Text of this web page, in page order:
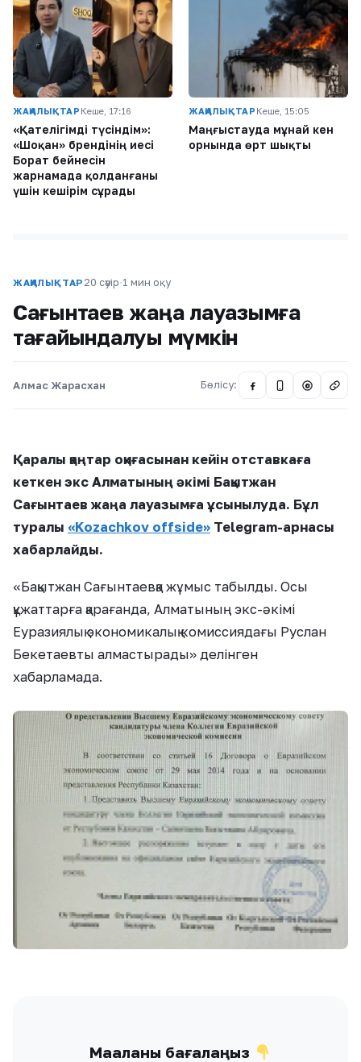
ЖАҢАЛЫҚТАР Кеше, 17:16
«Қателігімді түсіндім»:
«Шоқан» брендінің иесі
Борат бейнесін
жарнамада қолданғаны
үшін кешірім сұрады
ЖАҢАЛЫҚТАР Кеше, 15:05
Маңғыстауда мұнай кен
орнында өрт шықты
ЖАҢАЛЫҚТАР 20 сәуір·1 мин оқу
Сағынтаев жаңа лауазымға
тағайындалуы мүмкін
Алмас Жарасхан Бөлісу: @
Қаралы қаңтар оқиғасынан кейін отставкаға
кеткен экс Алматының әкімі Бақытжан
Сағынтаев жаңа лауазымға ұсынылуда. Бұл
туралы «Kozachkov offside» Telegram-арнасы
хабарлайды.
«Бақытжан Сағынтаевқа жұмыс табылды. Осы
құжаттарға қарағанда, Алматының экс-әкімі
Еуразиялық экономикалық комиссиядағы Руслан
Бекетаевты алмастырады» делінген
хабарламада.
Мақаланы бағалаңыз